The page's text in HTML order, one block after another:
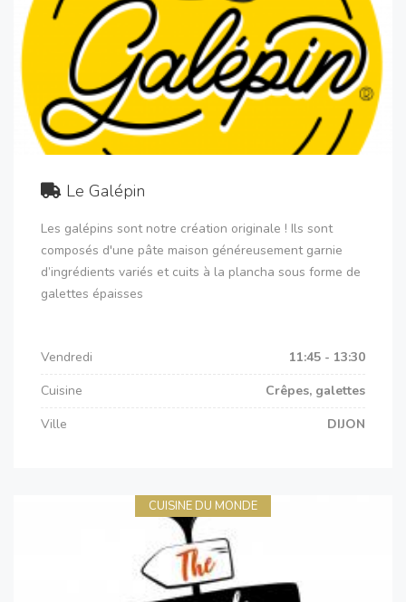
Le Galépin
Les galépins sont notre création originale ! Ils sont
composés d'une pâte maison généreusement garnie
d’ingrédients variés et cuits à la plancha sous forme de
galettes épaisses
Vendredi
11:45 - 13:30
Cuisine
Crêpes, galettes
Ville
DIJON
CUISINE DU MONDE